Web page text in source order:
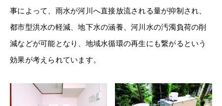
事によって、雨水が河川へ直接放流される量が抑制され、
都市型洪水の軽減、地下水の涵養、河川水の汚濁負荷の削
減などが可能となり、地域水循環の再生にも繋がるという
効果が考えられています。